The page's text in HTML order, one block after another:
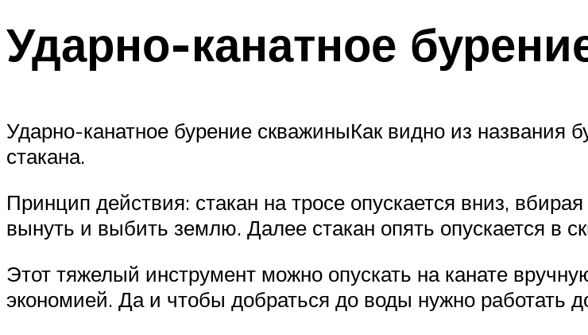
Ударно-канатное
Ударно-канатное бурение скважиныКак видно из названия
стакана.
Принцип действия: стакан на тросе опускается вниз,
вынуть и выбить землю. Далее стакан опять опускается в
Этот тяжелый инструмент можно опускать на канате
экономией. Да и чтобы добраться до воды нужно работать